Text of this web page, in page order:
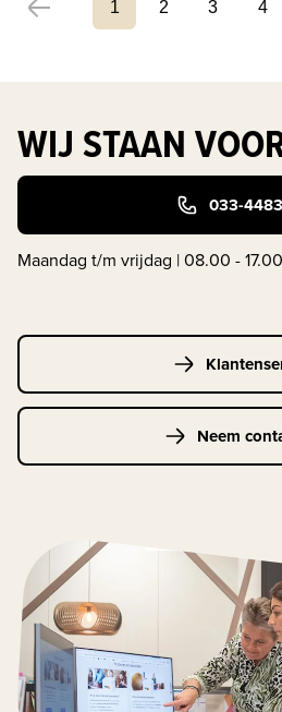
1 2 3 4
WIJ STAAN
033-
Maandag t/m vrijdag | 08.00 -
Neem